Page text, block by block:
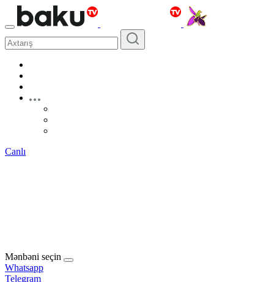
Canlı
Mənbəni seçin
Whatsapp
Telegram